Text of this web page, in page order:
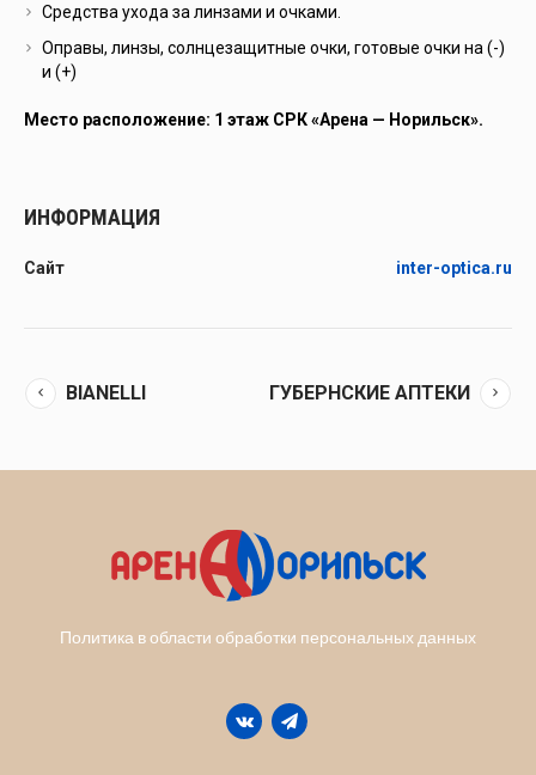
Средства ухода за линзами и очками.
Оправы, линзы, солнцезащитные очки, готовые очки на (-)
и (+)
Место расположение: 1 этаж СРК «Арена — Норильск».
ИНФОРМАЦИЯ
Сайт inter-optica.ru
BIANELLI ГУБЕРНСКИЕ АПТЕКИ
Политика в области обработки персональных данных